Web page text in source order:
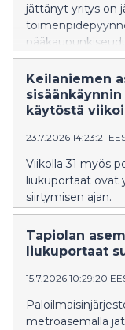
jättänyt yritys on
keskeyttämistä ja
uudelleen.
Keilaniemen
käytöstä
23.7.2026 14:23:21
Viikolla 31 myös
liukuportaat ovat
siirtymisen ajan.
Tapiolan
liukuportaat
15.7.2026 10:29:20
metroasemalla